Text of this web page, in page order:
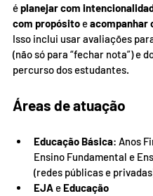
é planejar com
com propósito e acompanhar
Isso inclui usar avaliações
(não só para “fechar nota”) e
percurso dos estudantes.
Áreas de atuação
Educação Básica: Anos
Ensino Fundamental e
(redes públicas e
EJA e Educação